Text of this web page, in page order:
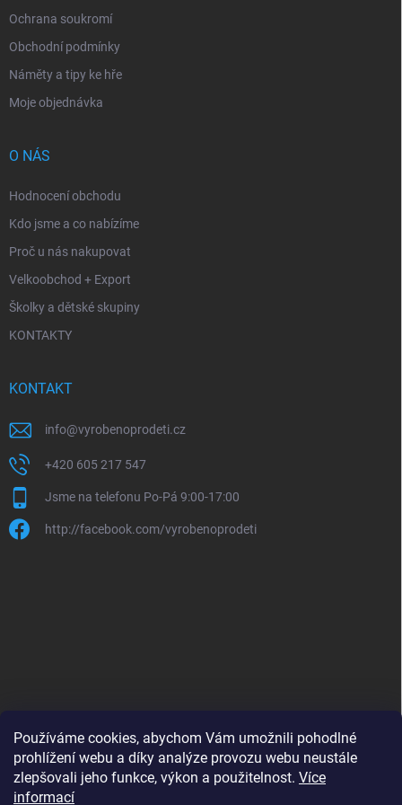
Používáme cookies, abychom Vám umožnili pohodlné
prohlížení webu a díky analýze provozu webu neustále
zlepšovali jeho funkce, výkon a použitelnost. Více
informací
Ochrana soukromí
Obchodní podmínky
Náměty a tipy ke hře
Moje objednávka
O NÁS
Hodnocení obchodu
Kdo jsme a co nabízíme
Proč u nás nakupovat
Velkoobchod + Export
Školky a dětské skupiny
KONTAKTY
KONTAKT
info@vyrobenoprodeti.cz
+420 605 217 547
Jsme na telefonu Po-Pá 9:00-17:00
http://facebook.com/vyrobenoprodeti
B2B shop pro obchodníky - www.krokido.cz